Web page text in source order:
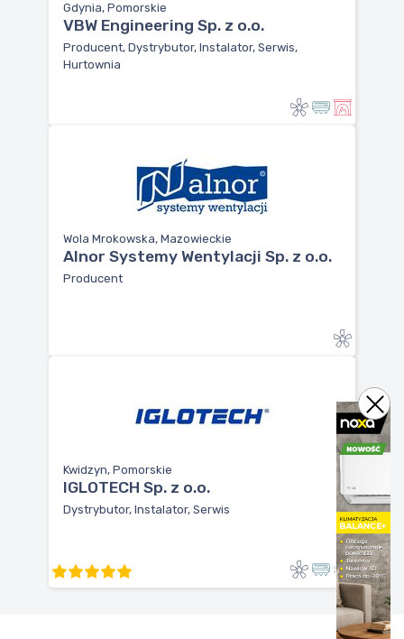
Gdynia, Pomorskie
VBW Engineering Sp. z o.o.
Producent, Dystrybutor, Instalator, Serwis,
Hurtownia
Wola Mrokowska, Mazowieckie
Alnor Systemy Wentylacji Sp. z o.o.
Producent
Kwidzyn, Pomorskie
IGLOTECH Sp. z o.o.
Dystrybutor, Instalator, Serwis